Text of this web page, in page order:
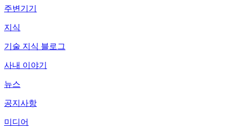
주변기기
지식
기술 지식 블로그
사내 이야기
뉴스
공지사항
미디어